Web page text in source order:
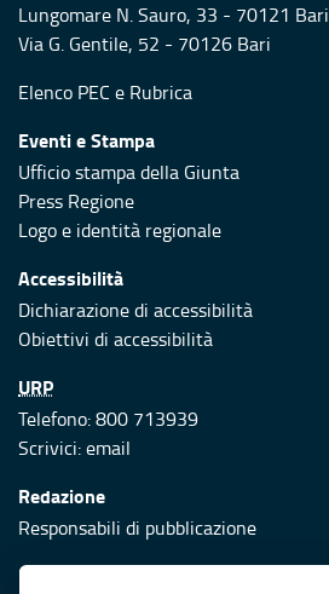
Lungomare N. Sauro, 33 - 70121 Bari
Via G. Gentile, 52 - 70126 Bari
Elenco PEC e Rubrica
Eventi e Stampa
Ufficio stampa della Giunta
Press Regione
Logo e identità regionale
Accessibilità
Dichiarazione di accessibilità
Obiettivi di accessibilità
URP
Telefono: 800 713939
Scrivici:email
Redazione
Responsabili di pubblicazione
Protezione civile